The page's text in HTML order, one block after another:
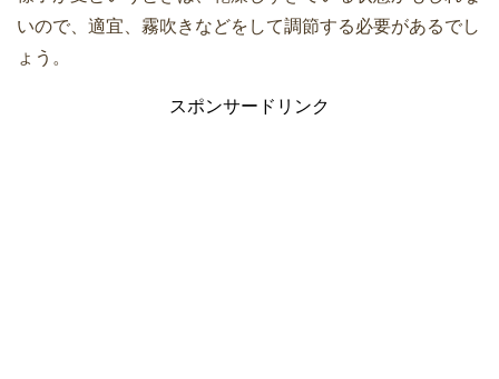
いので、適宜、霧吹きなどをして調節する必要があるでし
ょう。
スポンサードリンク